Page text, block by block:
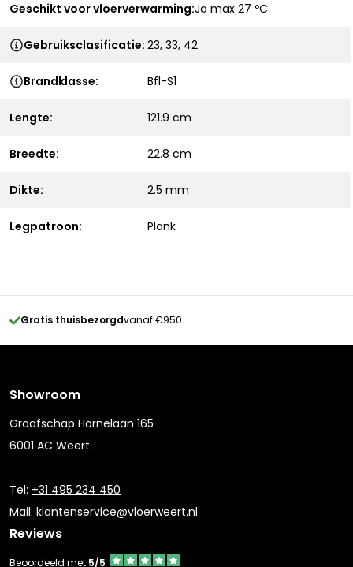
Geschikt voor vloerverwarming:Ja max 27 ºC
Gebruiksclasificatie: 23, 33, 42
Brandklasse: Bfl-S1
Lengte: 121.9 cm
Breedte: 22.8 cm
Dikte: 2.5 mm
Legpatroon: Plank
Gratis thuisbezorgdvanaf €950
Showroom
Graafschap Hornelaan 165
6001 AC Weert
Tel: +31 495 234 450
Mail: klantenservice@vloerweert.nl
Reviews
Beoordeeld met 5/5